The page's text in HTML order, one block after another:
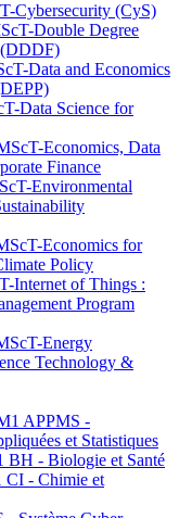
Cybersecurity (CyS)
Double Degree
(DDDF)
Data and Economics
Data Science for
Economics, Data
Finance
Environmental
Economics for
Policy
Internet of Things :
Program
Energy
Technology &
APPMS -
et Statistiques
- Biologie et Santé
- Chimie et